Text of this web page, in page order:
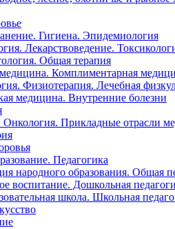
Гигиена. Эпидемиология
Лекарствоведение.
Общая терапия
Комплиментарная
Физиотерапия. Лечебная
медицина. Внутренние болезни
Онкология. Прикладные отрасли
Педагогика
народного образования. Общая
воспитание. Дошкольная
школа. Школьная